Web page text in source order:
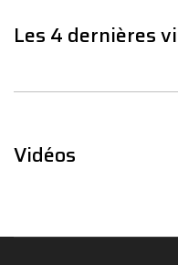
Les 4 dernières
Vidéos